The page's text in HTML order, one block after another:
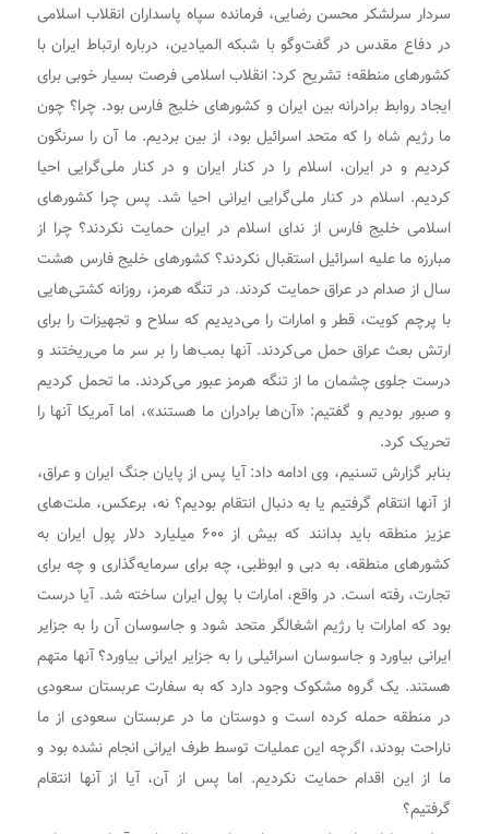
سردار سرلشکر محسن رضایی، فرمانده سپاه پاسداران انقلاب اسلامی
در دفاع مقدس در گفت‌و‌گو با شبکه المیادین، درباره ارتباط ایران با
کشور‌های منطقه؛ تشریح کرد: انقلاب اسلامی فرصت بسیار خوبی برای
ایجاد روابط برادرانه بین ایران و کشور‌های خلیج فارس بود. چرا؟ چون
ما رژیم شاه را که متحد اسرائیل بود، از بین بردیم. ما آن را سرنگون
کردیم و در ایران، اسلام را در کنار ایران و در کنار ملی‌گرایی احیا
کردیم. اسلام در کنار ملی‌گرایی ایرانی احیا شد. پس چرا کشور‌های
اسلامی خلیج فارس از ندای اسلام در ایران حمایت نکردند؟ چرا از
مبارزه ما علیه اسرائیل استقبال نکردند؟ کشور‌های خلیج فارس هشت
سال از صدام در عراق حمایت کردند. در تنگه هرمز، روزانه کشتی‌هایی
با پرچم کویت، قطر و امارات را می‌دیدیم که سلاح و تجهیزات را برای
ارتش بعث عراق حمل می‌کردند. آنها بمب‌ها را بر سر ما می‌ریختند و
درست جلوی چشمان ما از تنگه هرمز عبور می‌کردند. ما تحمل کردیم
و صبور بودیم و گفتیم: «آن‌ها برادران ما هستند»، اما آمریکا آنها را
تحریک کرد.
بنابر گزارش تسنیم، وی ادامه داد: آیا پس از پایان جنگ ایران و عراق،
از آنها انتقام گرفتیم یا به دنبال انتقام بودیم؟ نه، برعکس، ملت‌های
عزیز منطقه باید بدانند که بیش از ۶۰۰ میلیارد دلار پول ایران به
کشور‌های منطقه، به دبی و ابوظبی، چه برای سرمایه‌گذاری و چه برای
تجارت، رفته است. در واقع، امارات با پول ایران ساخته شد. آیا درست
بود که امارات با رژیم اشغالگر متحد شود و جاسوسان آن را به جزایر
ایرانی بیاورد و جاسوسان اسرائیلی را به جزایر ایرانی بیاورد؟ آنها متهم
هستند. یک گروه مشکوک وجود دارد که به سفارت عربستان سعودی
در منطقه حمله کرده است و دوستان ما در عربستان سعودی از ما
ناراحت بودند، اگرچه این عملیات توسط طرف ایرانی انجام نشده بود و
ما از این اقدام حمایت نکردیم. اما پس از آن، آیا از آنها انتقام
گرفتیم؟